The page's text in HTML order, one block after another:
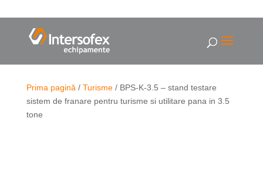
Prima pagină / Turisme/ BPS-K-3.5 – stand testare
sistem de franare pentru turisme si utilitare pana in 3.5
tone